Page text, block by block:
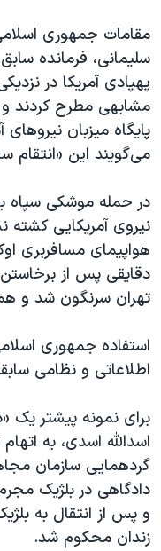
مقامات جمهوری
سلیمانی، فرمانده
پهپادی آمریکا در
مشابهی مطرح کردند
پایگاه میزبان
می‌گویند این
در حمله موشکی سپاه
نیروی آمریکایی
هواپیمای مسافربری
دقایقی پس از
تهران سرنگون شد و
استفاده جمهوری
اطلاعاتی و نظامی
برای نمونه پیشتر یک
اسدالله اسدی، به
گردهمایی سازمان
دادگاهی در بلژیک
زندان محکوم شد.